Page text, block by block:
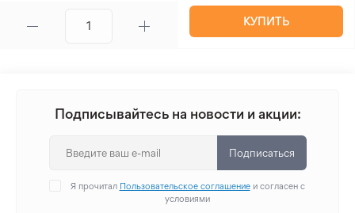
КУПИТЬ
Подписывайтесь на новости и акции:
Подписаться
Я прочитал Пользовательское соглашениеи согласен с
условиями